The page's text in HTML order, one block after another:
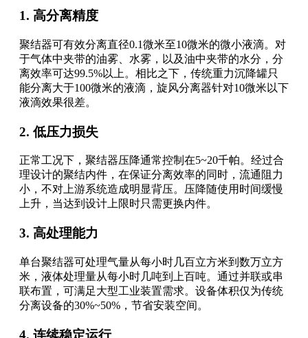
1. 高分离精度
聚结器可有效分离直径0.1微米至10微米的微小液滴。对
于气体中夹带的油雾、水雾，以及油中夹带的水分，分
离效率可达99.5%以上。相比之下，传统重力沉降罐只
能分离大于100微米的液滴，旋风分离器针对10微米以下
液滴效果很差。
2. 低压力损失
正常工况下，聚结器压降通常控制在5~20千帕。经过合
理设计的聚结内件，在保证分离效率的同时，流通阻力
小，不对上游系统造成明显背压。压降随使用时间缓慢
上升，当达到设计上限时只需更换内件。
3. 高处理能力
单台聚结器可处理气量从每小时几百立方米到数万立方
米，液体处理量从每小时几吨到上百吨。通过并联或串
联布置，可满足大型工业装置需求。设备体积仅为传统
分离设备的30%~50%，节省安装空间。
4. 连续稳定运行